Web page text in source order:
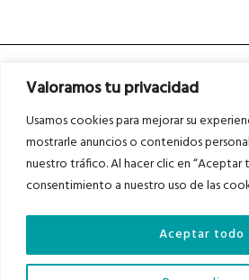
Valoramos tu privacidad
Usamos cookies para mejorar su
mostrarle anuncios o contenidos
nuestro tráfico. Al hacer clic en “Aceptar
consentimiento a nuestro uso de las
Aceptar todo
Asociados a
Auditados